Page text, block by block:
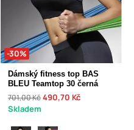
-30%
Dámský fitness top BAS
BLEU Teamtop 30 černá
701,00 Kč490,70 Kč
Skladem